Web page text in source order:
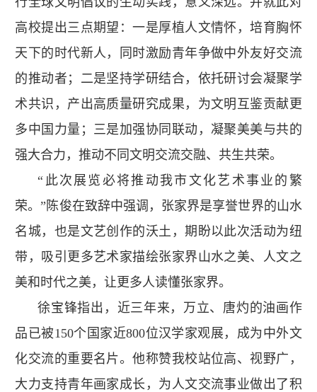
高校提出三点期望：一是厚植人文情怀，培育胸怀
天下的时代新人，同时激励青年争做中外友好交流
的推动者；二是坚持学研结合，依托研讨会凝聚学
术共识，产出高质量研究成果，为文明互鉴贡献更
多中国力量；三是加强协同联动，凝聚美美与共的
强大合力，推动不同文明交流交融、共生共荣。
“此次展览必将推动我市文化艺术事业的繁
荣。”陈俊在致辞中强调，张家界是享誉世界的山水
名城，也是文艺创作的沃土，期盼以此次活动为纽
带，吸引更多艺术家描绘张家界山水之美、人文之
美和时代之美，让更多人读懂张家界。
徐宝锋指出，近三年来，万立、唐灼的油画作
品已被150个国家近800位汉学家观展，成为中外文
化交流的重要名片。他称赞我校站位高、视野广，
大力支持青年画家成长，为人文交流事业做出了积